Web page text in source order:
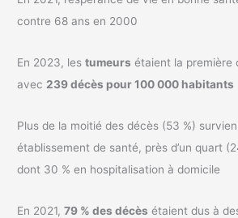
contre 68 ans en 2000
En 2023, lestumeurs étaient la première
avec 239 décès pour 100 000 habitants
Plus de la moitié des décès (53 %)
établissement de santé, près d’un quart
dont 30 % en hospitalisation à domicile
En 2021,79 % des décès étaient dus à